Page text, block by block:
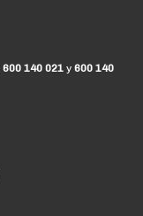
600 140 021 y 600 140